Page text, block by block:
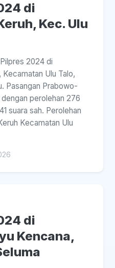
di
Kec. Ulu
2024 di
Kecamatan Ulu Talo,
Pasangan Prabowo-
perolehan 276
suara sah. Perolehan
Kecamatan Ulu
di
Kencana,